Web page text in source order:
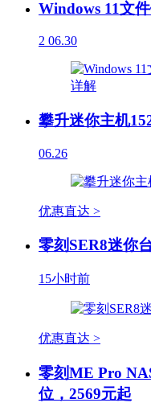
Windows 11文
2 06.30
攀升迷你主机
06.26
优惠直达 >
零刻SER8迷你
15小时前
优惠直达 >
零刻ME Pro
位，2569元起